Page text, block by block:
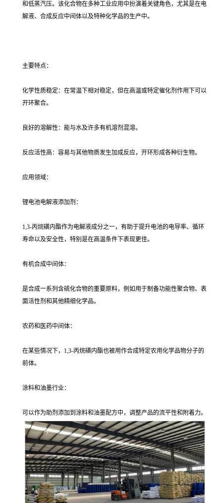
和低蒸汽压。该化合物在多种工业应用中扮演着关键角色，尤其是在电
解液、合成反应中间体以及特种化学品的生产中。
主要特点：
化学性质稳定：在常温下相对稳定，但在高温或特定催化剂作用下可以
开环聚合。
良好的溶解性：能与水及许多有机溶剂混溶。
反应活性高：容易与其他物质发生加成反应，开环形成各种衍生物。
应用领域：
锂电池电解液添加剂：
1,3-丙烷磺内酯作为电解液成分之一，有助于提升电池的电导率、循环
寿命以及安全性，特别是在高温条件下表现更佳。
有机合成中间体：
是合成一系列含硫化合物的重要原料，例如用于制备功能性聚合物、表
面活性剂和其他精细化学品。
农药和医药中间体：
在某些情况下，1,3-丙烷磺内酯也被用作合成特定农用化学品物分子的
前体。
涂料和油墨行业：
可以作为助剂添加到涂料和油墨配方中，调整产品的流平性和附着力。